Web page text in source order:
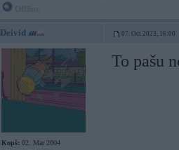
Deivid 07. Oct 2023, 16:00
Kopš: 02. Mar 2004
To pašu